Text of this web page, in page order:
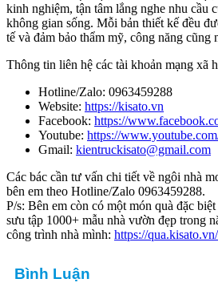
kinh nghiệm, tận tâm lắng nghe nhu cầu
không gian sống. Mỗi bản thiết kế đều
tế và đảm bảo thẩm mỹ, công năng cũng
Thông tin liên hệ các tài khoản mạng xã
Hotline/Zalo: 0963459288
Website: https://kisato.vn
Facebook: https://
Youtube: https://
Gmail: kientruckisato@gmail.com
Các bác cần tư vấn chi tiết về ngôi nhà
bên em theo Hotline/Zalo 0963459288.
P/s: Bên em còn có một món quà đặc
sưu tập 1000+ mẫu nhà vườn đẹp trong
công trình nhà mình: https://
Bình Luận